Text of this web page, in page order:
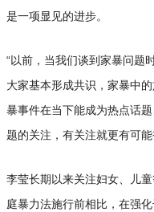
是一项显见的进步。
“以前，当我们谈到家暴问题
大家基本形成共识，家暴中
暴事件在当下能成为热点话
题的关注，有关注就更有可
李莹长期以来关注妇女、儿
庭暴力法施行前相比，在强